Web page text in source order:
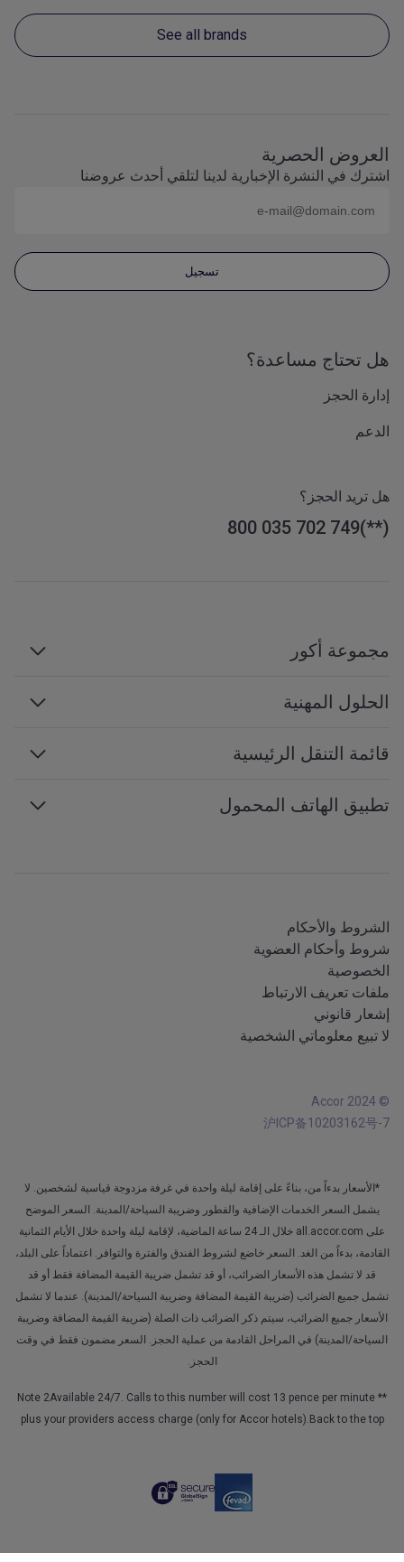
See all brands
العروض الحصرية
اشترك في النشرة الإخبارية لدينا لتلقي أحدث عروضنا
تسجيل
هل تحتاج مساعدة؟
إدارة الحجز
الدعم
هل تريد الحجز؟
800 035 702 749
مجموعة أكور
الوظائف
برنامج الشراكة
الحلول المهنية
محترفي السفر
قائمة التنقل الرئيسية
تطبيق الهاتف المحمول
الشروط والأحكام
شروط وأحكام العضوية
الخصوصية
ملفات تعريف الارتباط
إشعار قانوني
لا تبيع معلوماتي الشخصية
© Accor 2024
沪ICP备10203162号-7
*الأسعار بدءاً من، بناءً على إقامة ليلة واحدة في غرفة مزدوجة قياسية لشخصين. لا
يشمل السعر الخدمات الإضافية والفطور وضريبة السياحة/المدينة. السعر الموضح
على all.accor.com خلال الـ 24 ساعة الماضية، لإقامة ليلة واحدة خلال الأيام الثمانية
القادمة، بدءاً من الغد. السعر خاضع لشروط الفندق والفترة والتوافر. اعتماداً على البلد،
قد لا تشمل هذه الأسعار الضرائب، أو قد تشمل ضريبة القيمة المضافة فقط أو قد
تشمل جميع الضرائب (ضريبة القيمة المضافة وضريبة السياحة/المدينة). عندما لا تشمل
الأسعار جميع الضرائب، سيتم ذكر الضرائب ذات الصلة (ضريبة القيمة المضافة وضريبة
السياحة/المدينة) في المراحل القادمة من عملية الحجز. السعر مضمون فقط في وقت
الحجز.
** Note 2Available 24/7. Calls to this number will cost 13 pence per minute
plus your providers access charge (only for Accor hotels). Back to the top